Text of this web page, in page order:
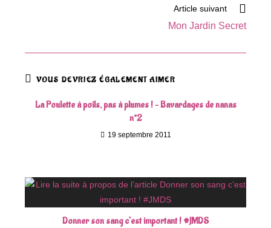
Article suivant
Mon Jardin Secret
VOUS DEVRIEZ ÉGALEMENT AIMER
La Poulette à poils, pas à plumes ! – Bavardages de nanas
n°2
19 septembre 2011
Donner son sang c’est important ! #JMDS